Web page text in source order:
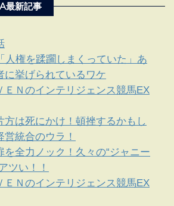
最新記事
人権を蹂躙しまくっていた」あ
に挙げられているワケ
ＥＮのインテリジェンス競馬EX
方は死にかけ！頓挫するかもし
統合のウラ！
を全力ノック！久々の“ジャニー
ツい！！
ＥＮのインテリジェンス競馬EX